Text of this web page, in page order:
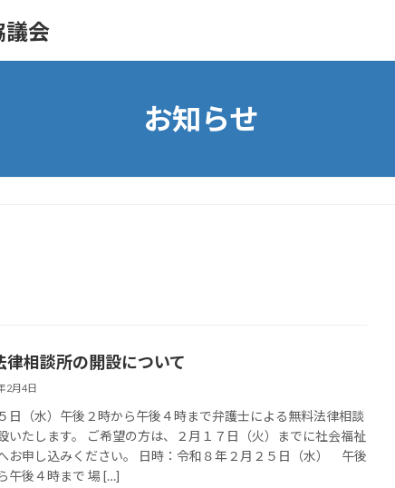
議会
お知らせ
律相談所の開設について
2月4日
日（水）午後２時から午後４時まで弁護士による無料法律相談
いたします。 ご希望の方は、２月１７日（火）までに社会福祉
お申し込みください。 日時：令和８年２月２５日（水） 午後
午後４時まで 場 […]